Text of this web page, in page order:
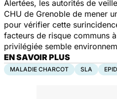
Alertées, les autorités de
CHU de Grenoble de mener
pour vérifier cette
facteurs de risque communs
privilégiée semble
EN SAVOIR PLUS
MALADIE CHARCOT SLA